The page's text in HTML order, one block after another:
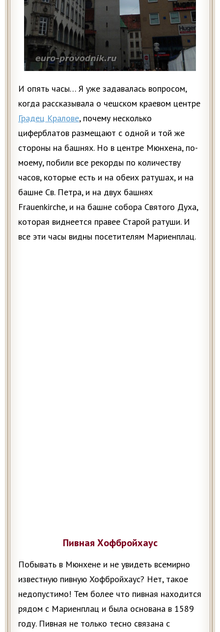
И опять часы… Я уже задавалась вопросом,
когда рассказывала о чешском краевом центре
Градец Кралове, почему несколько
циферблатов размещают с одной и той же
стороны на башнях. Но в центре Мюнхена, по-
моему, побили все рекорды по количеству
часов, которые есть и на обеих ратушах, и на
башне Св. Петра, и на двух башнях
Frauenkirche, и на башне собора Святого Духа,
которая виднеется правее Старой ратуши. И
все эти часы видны посетителям Мариенплац.
Пивная Хофбройхаус
Побывать в Мюнхене и не увидеть всемирно
известную пивную Хофбройхаус? Нет, такое
недопустимо! Тем более что пивная находится
рядом с Мариенплац и была основана в 1589
году. Пивная не только тесно связана с